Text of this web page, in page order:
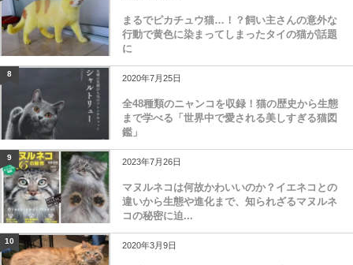
まるでピカチュウ猫…！？飼い主さんの意外な
行動で黄色に染まってしまったタイの猫が話題
に
8 2020年7月25日
全48種類のニャンコを収録！猫の歴史から生態
まで学べる「世界中で愛される美しすぎる猫図
鑑」
9 2023年7月26日
マヌルネコは何故かわいいのか？イエネコとの
違いから生態や進化まで、知られざるマヌルネ
コの秘密に迫...
10 2020年3月9日